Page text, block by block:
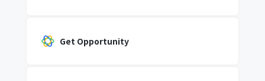
Get Opportunity